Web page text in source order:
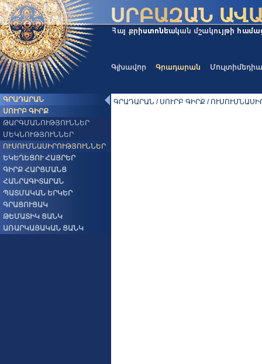
Գլխավոր Գրադարան Մուլտիմեդիա
ԳՐԱԴԱՐԱՆ
ՍՈՒՐԲ ԳԻՐՔ
ԹԱՐԳՄԱՆՈՒԹՅՈՒՆՆԵՐ
ՄԵԿՆՈՒԹՅՈՒՆՆԵՐ
ՈՒՍՈՒՄՆԱՍԻՐՈՒԹՅՈՒՆՆԵՐ
ԵԿԵՂԵՑՈՒ ՀԱՅՐԵՐ
ԳԻՐՔ ՀԱՐՑՄԱՆՑ
ՀԱՆՐԱԳԻՏԱՐԱՆ
ՊԱՏՄԱԿԱՆ ԵՐԿԵՐ
ԳՐԱՑՈՒՑԱԿ
ԹԵՄԱՏԻԿ ՑԱՆԿ
ԱՌԱՐԿԱՅԱԿԱՆ ՑԱՆԿ
ԳՐԱԴԱՐԱՆ / ՍՈՒՐԲ ԳԻՐՔ /